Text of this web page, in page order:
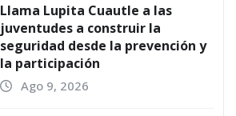
Llama Lupita Cuautle a las
juventudes a construir la
seguridad desde la prevención y
la participación
Ago 9, 2026